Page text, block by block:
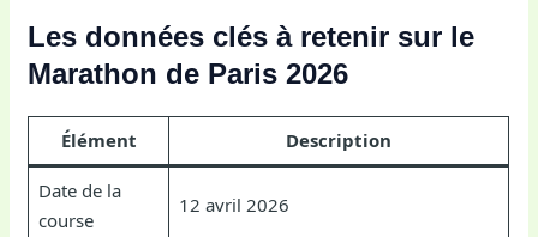
Les données clés à retenir sur le
Marathon de Paris 2026
Élément Description
Date de la
course
12 avril 2026